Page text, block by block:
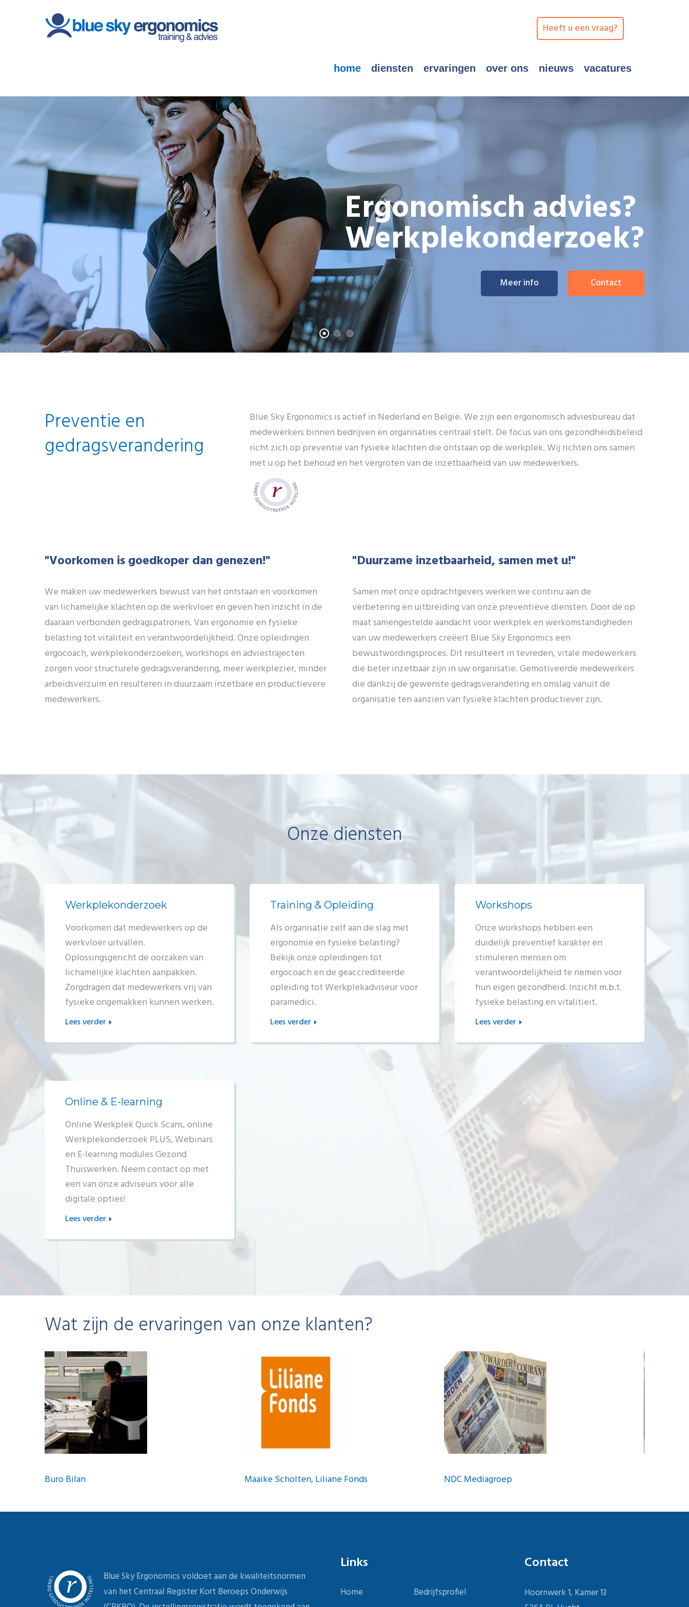
Heeft u een vraag?
home diensten ervaringen over ons nieuws vacatures
Ergonomisch advies?
Werkplekonderzoek?
Meer info Contact
Preventie en
gedragsverandering
Blue Sky Ergonomics is actief in Nederland en België. We zijn een ergonomisch adviesbureau dat
medewerkers binnen bedrijven en organisaties centraal stelt. De focus van ons gezondheidsbeleid
richt zich op preventie van fysieke klachten die ontstaan op de werkplek. Wij richten ons samen
met u op het behoud en het vergroten van de inzetbaarheid van uw medewerkers.
"Voorkomen is goedkoper dan genezen!"
We maken uw medewerkers bewust van het ontstaan en voorkomen
van lichamelijke klachten op de werkvloer en geven hen inzicht in de
daaraan verbonden gedragspatronen. Van ergonomie en fysieke
belasting tot vitaliteit en verantwoordelijkheid. Onze opleidingen
ergocoach, werkplekonderzoeken, workshops en adviestrajecten
zorgen voor structurele gedragsverandering, meer werkplezier, minder
arbeidsverzuim en resulteren in duurzaam inzetbare en productievere
medewerkers.
"Duurzame inzetbaarheid, samen met u!"
Samen met onze opdrachtgevers werken we continu aan de
verbetering en uitbreiding van onze preventieve diensten. Door de op
maat samengestelde aandacht voor werkplek en werkomstandigheden
van uw medewerkers creëert Blue Sky Ergonomics een
bewustwordingsproces. Dit resulteert in tevreden, vitale medewerkers
die beter inzetbaar zijn in uw organisatie. Gemotiveerde medewerkers
die dankzij de gewenste gedragsverandering en omslag vanuit de
organisatie ten aanzien van fysieke klachten productiever zijn.
Onze diensten
Werkplekonderzoek
Voorkomen dat medewerkers op de
werkvloer uitvallen.
Oplossingsgericht de oorzaken van
lichamelijke klachten aanpakken.
Zorgdragen dat medewerkers vrij van
fysieke ongemakken kunnen werken.
Lees verder
Training & Opleiding
Als organisatie zelf aan de slag met
ergonomie en fysieke belasting?
Bekijk onze opleidingen tot
ergocoach en de geaccrediteerde
opleiding tot Werkplekadviseur voor
paramedici.
Lees verder
Workshops
Onze workshops hebben een
duidelijk preventief karakter en
stimuleren mensen om
verantwoordelijkheid te nemen voor
hun eigen gezondheid. Inzicht m.b.t.
fysieke belasting en vitalitieit.
Lees verder
Online & E-learning
Online Werkplek Quick Scans, online
Werkplekonderzoek PLUS, Webinars
en E-learning modules Gezond
Thuiswerken. Neem contact op met
een van onze adviseurs voor alle
digitale opties!
Lees verder
Wat zijn de ervaringen van onze klanten?
Maaike Scholten, Liliane Fonds NDC Mediagroep
Blue Sky Ergonomics voldoet aan de kwaliteitsnormen
van het Centraal Register Kort Beroeps Onderwijs
Links
Home
Bedrijfsprofiel
Contact
Hoornwerk 1, Kamer 13